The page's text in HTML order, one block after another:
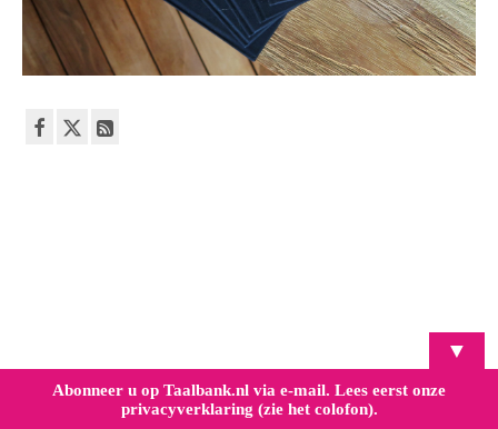
▼
Abonneer u op Taalbank.nl via e-mail. Lees eerst onze
privacyverklaring (zie het colofon).